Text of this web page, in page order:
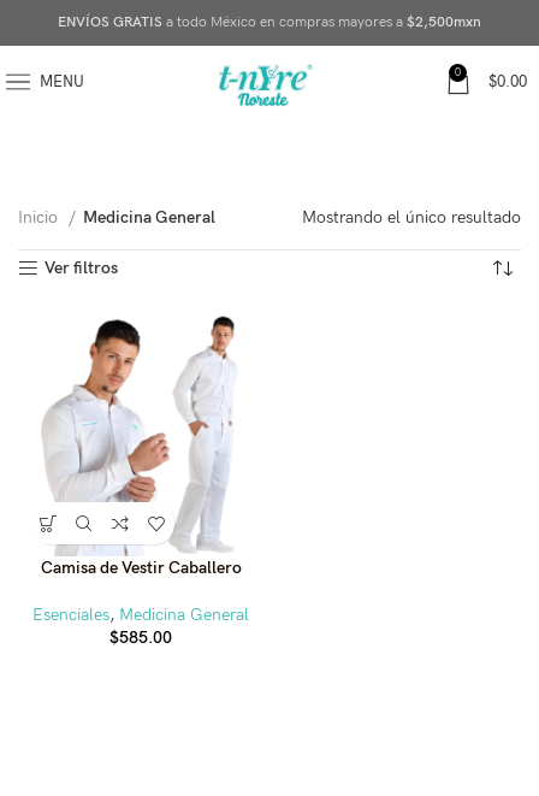
ENVÍOS GRATIS a todo México en compras mayores a $2,500mxn
MENU 0 $0.00
Inicio Medicina General Mostrando el único resultado
Ver filtros
Camisa de Vestir Caballero
Esenciales, Medicina General
$585.00